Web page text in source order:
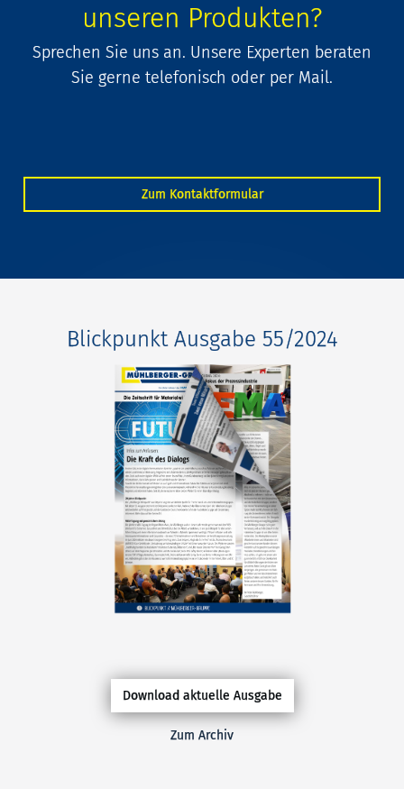
unseren Produkten?
Sprechen Sie uns an. Unsere Experten beraten
Sie gerne telefonisch oder per Mail.
Zum Kontaktformular
Blickpunkt Ausgabe 55/2024
Download aktuelle Ausgabe
Zum Archiv